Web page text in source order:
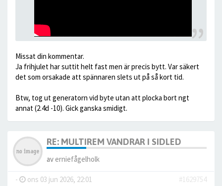
Missat din kommentar.
Ja frihjulet har suttit helt fast men är precis bytt. Var säkert
det som orsakade att spännaren slets ut på så kort tid.
Btw, tog ut generatorn vid byte utan att plocka bort ngt
annat (2.4d -10). Gick ganska smidigt.
RE: MULTIREM VANDRAR I SIDLED
av erniefågelholk
- ons 03 jun 2026, 22:01
#1629754